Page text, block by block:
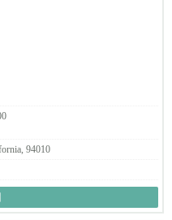
94010